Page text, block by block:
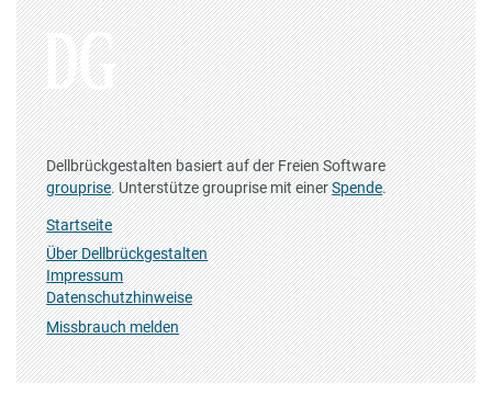
Dellbrückgestalten basiert auf der Freien Software
grouprise. Unterstütze grouprise mit einerSpende.
Startseite
Über Dellbrückgestalten
Impressum
Datenschutzhinweise
Missbrauch melden